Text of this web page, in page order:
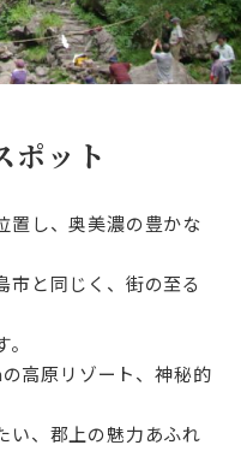
ポット
置し、奥美濃の豊かな
市と同じく、街の至る
高原リゾート、神秘的
い、郡上の魅力あふれ